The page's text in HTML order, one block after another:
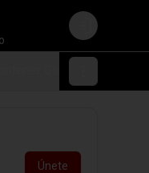
Login
Únete